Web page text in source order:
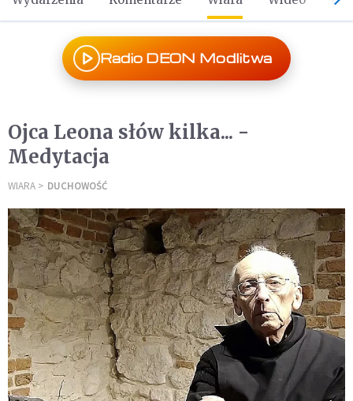
Radio DEON Modlitwa
Ojca Leona słów kilka... -
Medytacja
WIARA DUCHOWOŚĆ